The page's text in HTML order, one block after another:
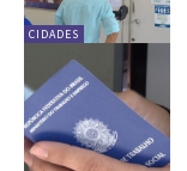
CIDADES